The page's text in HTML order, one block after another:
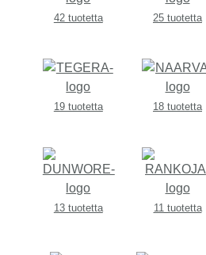
42 tuotetta 25 tuotetta
19 tuotetta 18 tuotetta
13 tuotetta 11 tuotetta